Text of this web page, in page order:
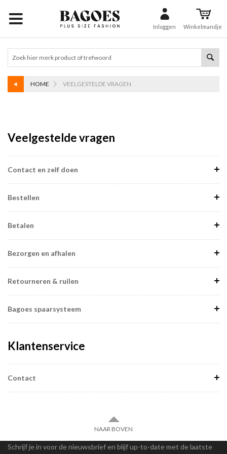
Inloggen Winkelmandje
HOME VEELGESTELDE VRAGEN
Veelgestelde vragen
Contact en zelf doen
Bestellen
Betalen
Bezorgen en afhalen
Retourneren & ruilen
Bagoes spaarsysteem
Klantenservice
Contact
NAAR BOVEN
Schrijf je in voor de nieuwsbrief en blijf up-to-date met de laatste